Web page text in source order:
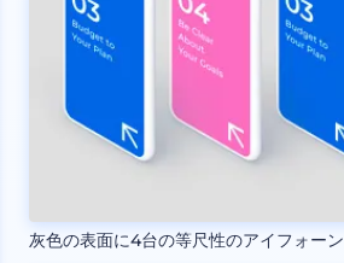
灰色の表面に4台の等尺性のアイフォーン